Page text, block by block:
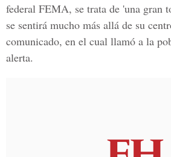
federal FEMA, se trata de 'una gran
se sentirá mucho más allá de su
comunicado, en el cual llamó a la
alerta.